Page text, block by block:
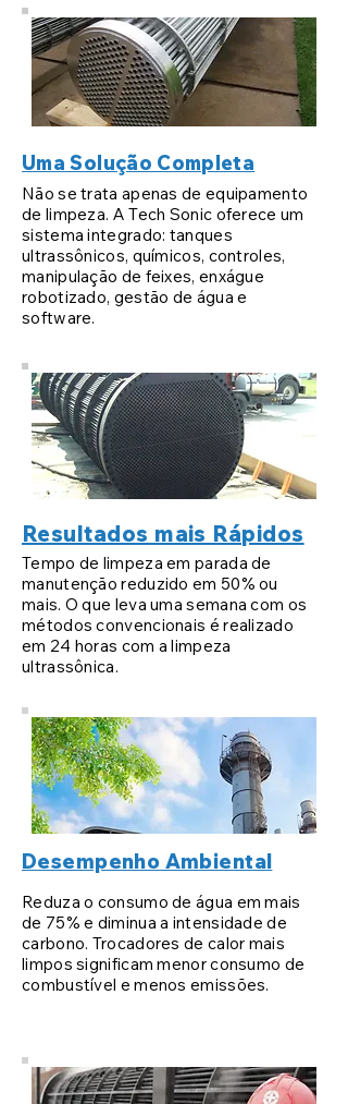
Uma Solução Completa
Não se trata apenas de equipamento
de limpeza. A Tech Sonic oferece um
sistema integrado: tanques
ultrassônicos, químicos, controles,
manipulação de feixes, enxágue
robotizado, gestão de água e
software.
Resultados mais Rápidos
Tempo de limpeza em parada de
manutenção reduzido em 50% ou
mais. O que leva uma semana com os
métodos convencionais é realizado
em 24 horas com a limpeza
ultrassônica.
Desempenho Ambiental
Reduza o consumo de água em mais
de 75% e diminua a intensidade de
carbono. Trocadores de calor mais
limpos significam menor consumo de
combustível e menos emissões.